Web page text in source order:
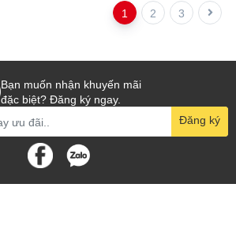
1 2 3
Bạn muốn nhận khuyến mãi
đặc biệt? Đăng ký ngay.
Đăng ký